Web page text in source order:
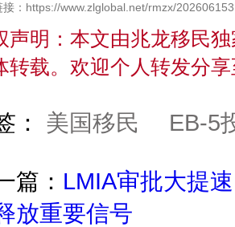
接：https://www.zlglobal.net/rmzx/
声明：本文由兆龙移民
转载。欢迎个人转发分
： 美国移民 EB-5
篇： LMIA审批大提
放重要信号